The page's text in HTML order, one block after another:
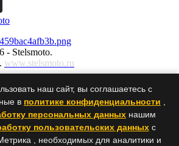
- Stelsmoto.
www.stelsmoto.ru
на сайте, не является публичной
наш сайт, вы соглашаетесь с
в политике конфиденциальности
персональных данных нашим
пользовательских данныхс
, необходимых для аналитики и